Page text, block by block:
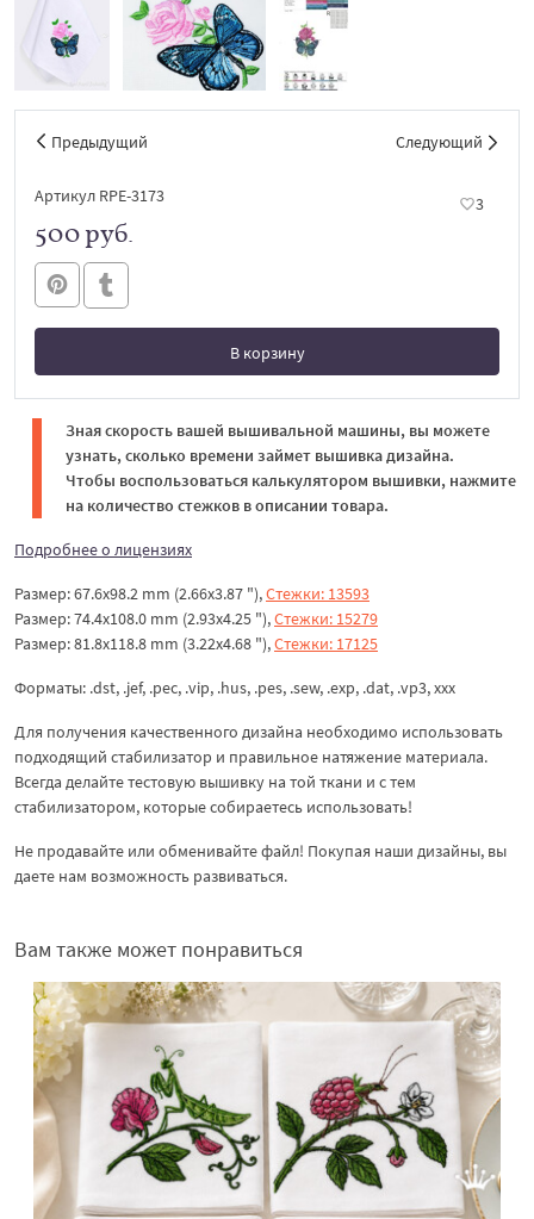
Предыдущий Следующий
Артикул RPE-3173 3
500 руб.
В корзину
В корзине
Зная скорость вашей вышивальной машины, вы можете
узнать, сколько времени займет вышивка дизайна.
Чтобы воспользоваться калькулятором вышивки, нажмите
на количество стежков в описании товара.
Подробнее о лицензиях
Размер: 67.6x98.2 mm (2.66x3.87 "),Стежки: 13593
Размер: 74.4x108.0 mm (2.93x4.25 "),Стежки: 15279
Размер: 81.8x118.8 mm (3.22x4.68 "),Стежки: 17125
Форматы: .dst, .jef, .pec, .vip, .hus, .pes, .sew, .exp, .dat, .vp3, xxx
Для получения качественного дизайна необходимо использовать
подходящий стабилизатор и правильное натяжение материала.
Всегда делайте тестовую вышивку на той ткани и с тем
стабилизатором, которые собираетесь использовать!
Не продавайте или обменивайте файл! Покупая наши дизайны, вы
даете нам возможность развиваться.
Вам также может понравиться